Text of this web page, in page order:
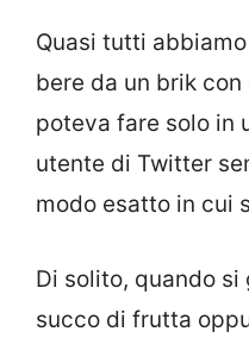
Quasi tutti
bere da un brik
poteva fare solo in
utente di Twitter
modo esatto in cui
Di solito, quando si
succo di frutta